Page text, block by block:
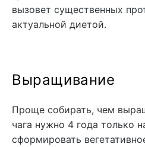
вызовет существенных
актуальной диетой.
Выращивание
Проще собирать, чем
чага нужно 4 года только
сформировать